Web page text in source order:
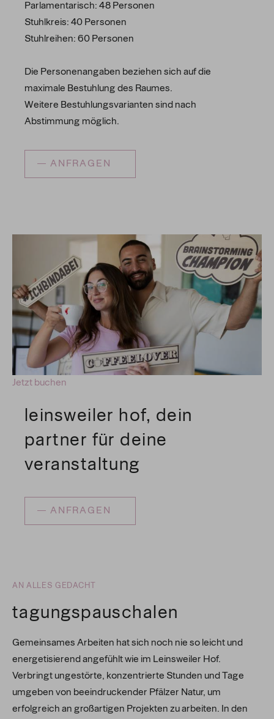
Parlamentarisch: 48 Personen
Stuhlkreis: 40 Personen
Stuhlreihen: 60 Personen
Die Personenangaben beziehen sich auf die
maximale Bestuhlung des Raumes.
Weitere Bestuhlungsvarianten sind nach
Abstimmung möglich.
ANFRAGEN
Jetzt buchen
leinsweiler hof, dein
partner für deine
veranstaltung
ANFRAGEN
AN ALLES GEDACHT
tagungspauschalen
Gemeinsames Arbeiten hat sich noch nie so leicht und
energetisierend angefühlt wie im Leinsweiler Hof.
Verbringt ungestörte, konzentrierte Stunden und Tage
umgeben von beeindruckender Pfälzer Natur, um
erfolgreich an großartigen Projekten zu arbeiten. In den